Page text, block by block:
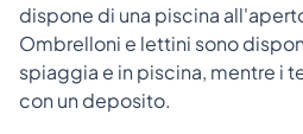
dispone di una piscina
Ombrelloni e lettini sono
spiaggia e in piscina, mentre i
con un deposito.